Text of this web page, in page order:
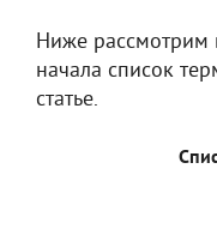
Ниже рассмотрим
начала список
статье.